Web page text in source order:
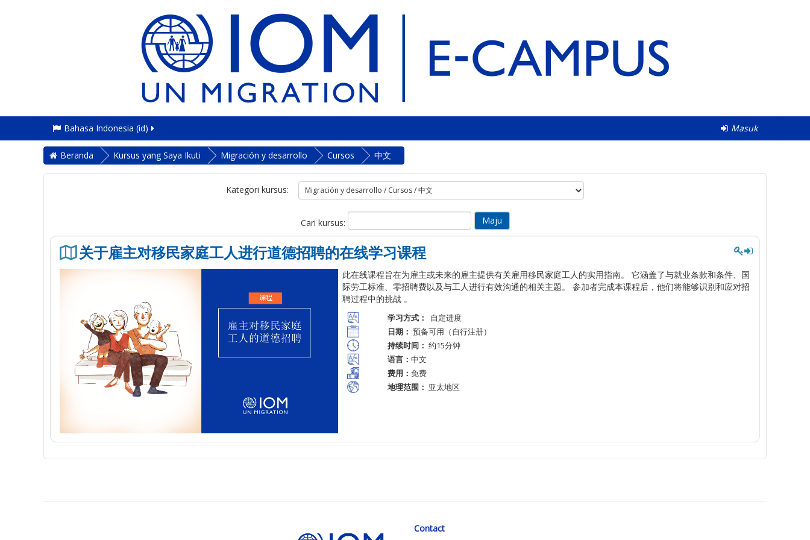
Masuk
Bahasa Indonesia ‎(id)‎
Beranda Kursus yang Saya Ikuti Migración y desarrollo Cursos 中文
Kategori kursus:
Cari kursus:
关于雇主对移民家庭工人进行道德招聘的在线学习课程
此在线课程旨在为雇主或未来的雇主提供有关雇用移民家庭工人的实用指南。
它涵盖了与就业条款和条件、国
际劳工标准、零招聘费以及与工人进行有效沟通的相关主题。
参加者完成本课程后，他们将能够识别和应对招
聘过程中的挑战 。
学习方式：
自定进度
日期： 预备可用（自行注册）
持续时间： 约15分钟
语言：中文
费用：免费
地理范围： 亚太地区
Contact